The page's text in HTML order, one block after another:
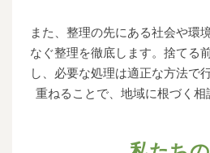
また、整理の先にある社会や環
なぐ整理を徹底します。捨てる
し、必要な処理は適正な方法で
重ねることで、地域に根づく相